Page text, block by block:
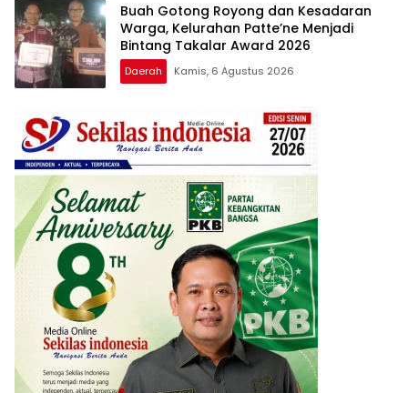
Buah Gotong Royong dan Kesadaran
Warga, Kelurahan Patte’ne Menjadi
Bintang Takalar Award 2026
Daerah Kamis, 6 Agustus 2026